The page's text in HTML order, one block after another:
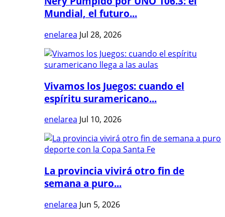
Mundial, el futuro...
enelarea Jul 28, 2026
Vivamos los Juegos: cuando el
espíritu suramericano...
enelarea Jul 10, 2026
La provincia vivirá otro fin de
semana a puro...
enelarea Jun 5, 2026